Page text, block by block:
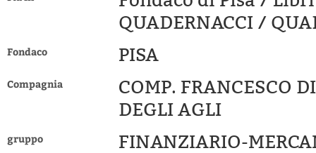
QUADERNACCI /
Fondaco PISA
Compagnia
COMP. FRANCESCO
DEGLI AGLI
gruppo FINANZIARIO-